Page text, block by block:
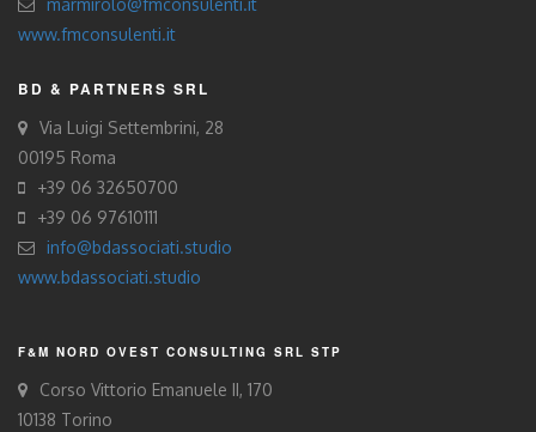
www.fmconsulenti.it
BD & PARTNERS SRL
Via Luigi Settembrini, 28
00195 Roma
+39 06 32650700
+39 06 97610111
info@bdassociati.studio
www.bdassociati.studio
F&M NORD OVEST CONSULTING SRL STP
Corso Vittorio Emanuele II, 170
10138 Torino